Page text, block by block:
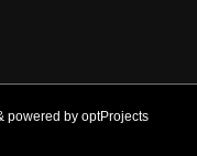
powered by optProjects